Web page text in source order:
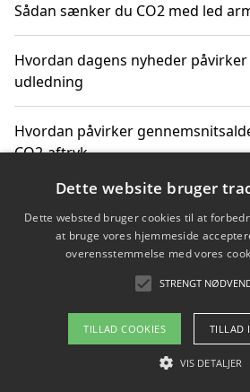
Sådan sænker du CO2 med led
Hvordan dagens nyheder påvirker
udledning
Hvordan påvirker
CO2-aftryk
Hvordan nyheder om CO2-
hverdag
Om / kontakt
Blog
Dette website bruger
Dette websted bruger cookies til at
at bruge vores hjemmeside
overensstemmelse med vores
STRENGT
TILLAD COOKIES TILLAD
VIS DETALJER